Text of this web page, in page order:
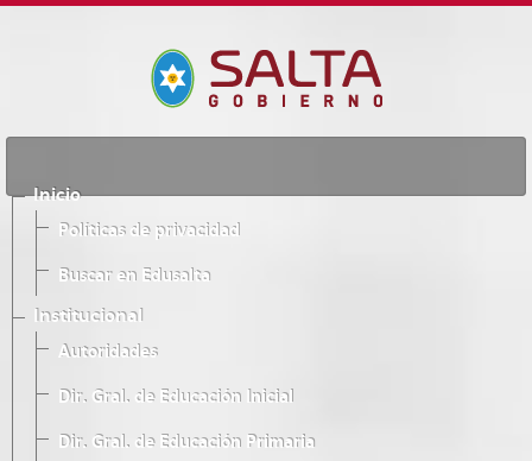
Inicio
Políticas de privacidad
Buscar en Edusalta
Institucional
Autoridades
Dir. Gral. de Educación Inicial
Dir. Gral. de Educación Primaria